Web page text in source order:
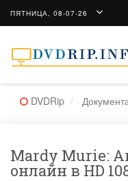
ПЯТНИЦА, 08-07-26
DVDRip
Mardy Murie:
онлайн в HD